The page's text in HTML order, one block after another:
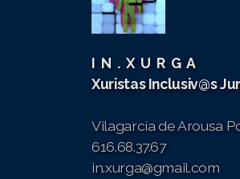
I N . X U R G A
Xuristas Inclusiv@s
Vilagarcía de Arousa
616.68.37.67
in.xurga@gmail.com